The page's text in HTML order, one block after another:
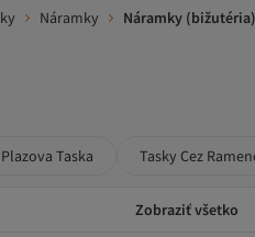
Náramky Náramky (bižutéria)
Plazova Taska Tasky Cez
Zobraziť všetko